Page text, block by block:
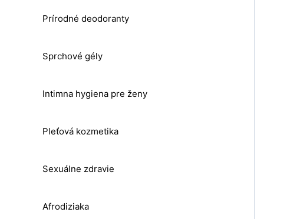
Prírodné deodoranty
Sprchové gély
Intimna hygiena pre ženy
Pleťová kozmetika
Sexuálne zdravie
Afrodiziaka